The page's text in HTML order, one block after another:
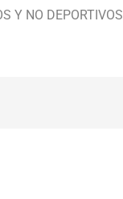
Y NO DEPORTIVOS